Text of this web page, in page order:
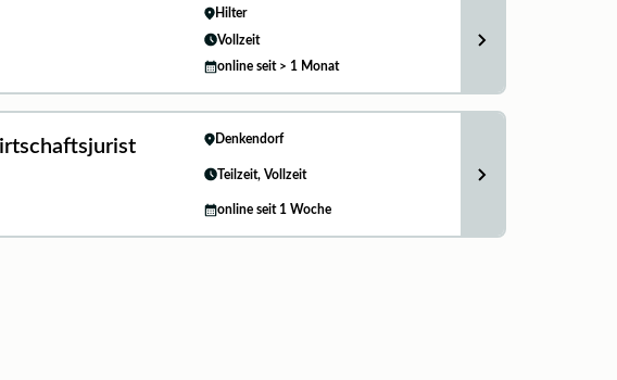
Hilter
Vollzeit
online seit > 1 Monat
Denkendorf
Teilzeit, Vollzeit
online seit 1 Woche